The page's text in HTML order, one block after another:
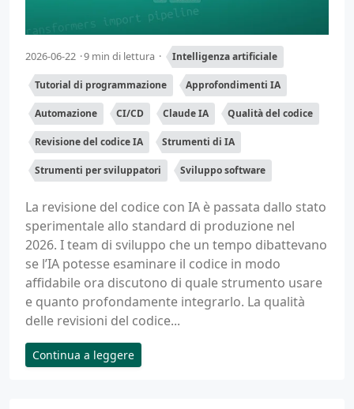
2026-06-22 9 min di lettura Intelligenza artificiale
Tutorial di programmazione Approfondimenti IA
Automazione CI/CD Claude IA Qualità del codice
Revisione del codice IA Strumenti di IA
Strumenti per sviluppatori Sviluppo software
La revisione del codice con IA è passata dallo stato
sperimentale allo standard di produzione nel
2026. I team di sviluppo che un tempo dibattevano
se l’IA potesse esaminare il codice in modo
affidabile ora discutono di quale strumento usare
e quanto profondamente integrarlo. La qualità
delle revisioni del codice...
Continua a leggere